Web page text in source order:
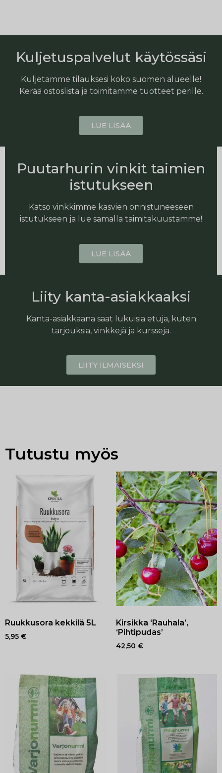
Kuljetuspalvelut käytössäsi
Kuljetamme tilauksesi koko suomen alueelle!
Kerää ostoslista ja toimitamme tuotteet perille.
LUE LISÄÄ
Puutarhurin vinkit taimien
istutukseen
Katso vinkkimme kasvien onnistuneeseen
istutukseen ja lue samalla taimitakuustamme!
LUE LISÄÄ
Liity kanta-asiakkaaksi
Kanta-asiakkaana saat lukuisia etuja, kuten
tarjouksia, vinkkejä ja kursseja.
LIITY ILMAISEKSI
Tutustu myös
Ruukkusora kekkilä 5L
5,95 €
Kirsikka ‘Rauhala’,
‘Pihtipudas’
42,50 €